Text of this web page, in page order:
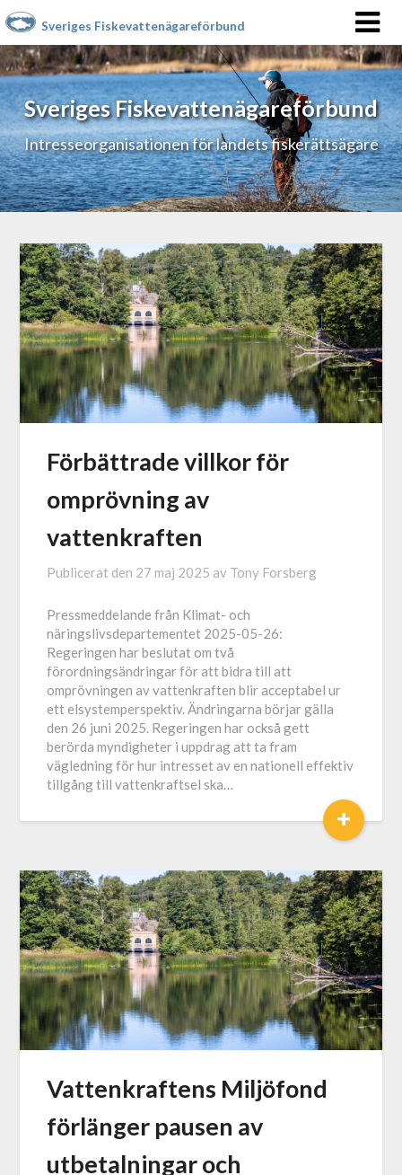
Sveriges Fiskevattenägareförbund
Sveriges Fiskevattenägareförbund
Intresseorganisationen för landets fiskerättsägare
Förbättrade villkor för
omprövning av
vattenkraften
Publicerat den 27 maj 2025 av Tony Forsberg
Pressmeddelande från Klimat- och
näringslivsdepartementet 2025-05-26:
Regeringen har beslutat om två
förordningsändringar för att bidra till att
omprövningen av vattenkraften blir acceptabel ur
ett elsystemperspektiv. Ändringarna börjar gälla
den 26 juni 2025. Regeringen har också gett
berörda myndigheter i uppdrag att ta fram
vägledning för hur intresset av en nationell effektiv
tillgång till vattenkraftsel ska…
+
Vattenkraftens Miljöfond
förlänger pausen av
utbetalningar och